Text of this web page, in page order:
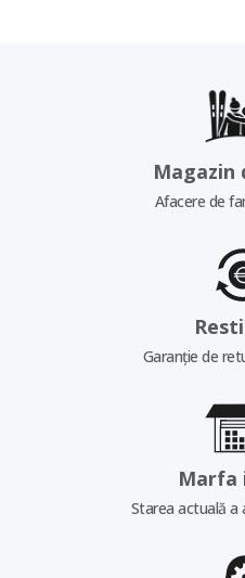
Magazin
Afacere de
Garanție de
Marfa
Starea actuală